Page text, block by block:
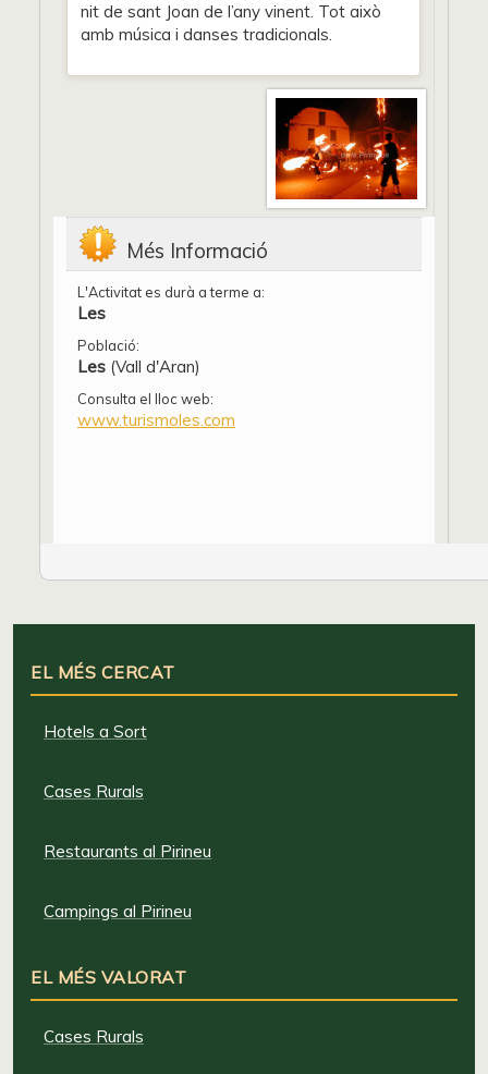
nit de sant Joan de l’any vinent. Tot això
amb música i danses tradicionals.
Més Informació
L'Activitat es durà a terme a:
Les
Població:
Les (Vall d'Aran)
Consulta el lloc web:
www.turismoles.com
EL MÉS CERCAT
Hotels a Sort
Cases Rurals
Restaurants al Pirineu
Campings al Pirineu
EL MÉS VALORAT
Cases Rurals